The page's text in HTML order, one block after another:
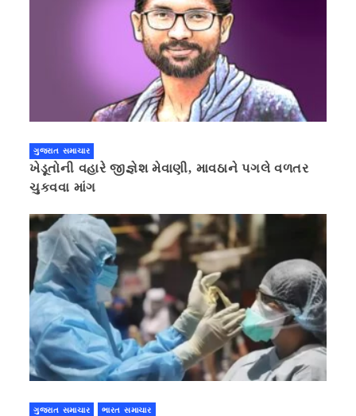
ગુજરાત સમાચાર
ખેડૂતોની વહારે જીજ્ઞેશ મેવાણી, માવઠાને પગલે વળતર
ચુકવવા માંગ
ગુજરાત સમાચાર ભારત સમાચાર